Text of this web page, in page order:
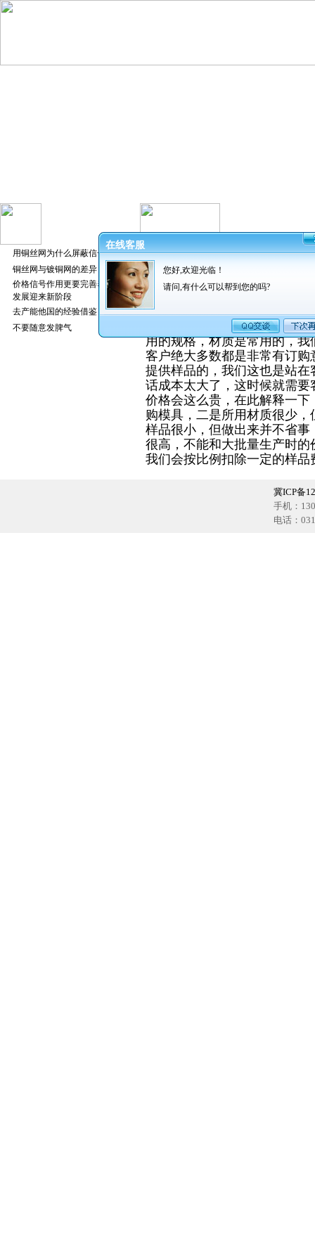
用铜丝网为什么屏蔽信号好
铜丝网与镀铜网的差异
价格信号作用更要完善养猪业
发展迎来新阶段
去产能他国的经验借鉴
不要随意发脾气
有时候客户朋友订购某种规格
出于安全把握考虑，有的客
用的规格，材质是常用的，
客户绝大多数都是非常有订
提供样品的，我们这也是站
话成本太大了，这时候就需
价格会这么贵，在此解释一
购模具，二是所用材质很少
样品很小，但做出来并不省
很高，不能和大批量生产时
我们会按比例扣除一定的样品
冀ICP备
手机：
电话：
在线客服
您好,欢迎光临！
请问,有什么可以帮到您的吗?